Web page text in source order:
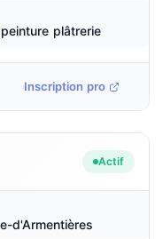
plâtrerie
Inscription pro
Actif
d'Armentières